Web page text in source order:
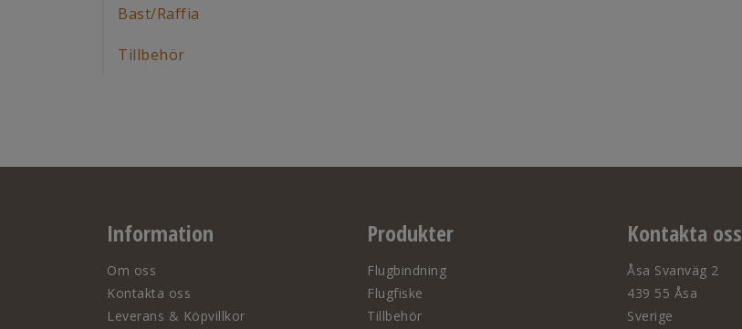
Bast/Raffia
Tillbehör
Information
Om oss
Kontakta oss
Leverans & Köpvillkor
Produkter
Flugbindning
Flugfiske
Tillbehör
Kontakta oss
Åsa Svanväg 2
439 55 Åsa
Sverige